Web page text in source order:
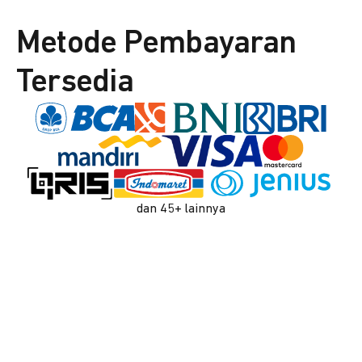
Metode Pembayaran
Tersedia
dan 45+ lainnya